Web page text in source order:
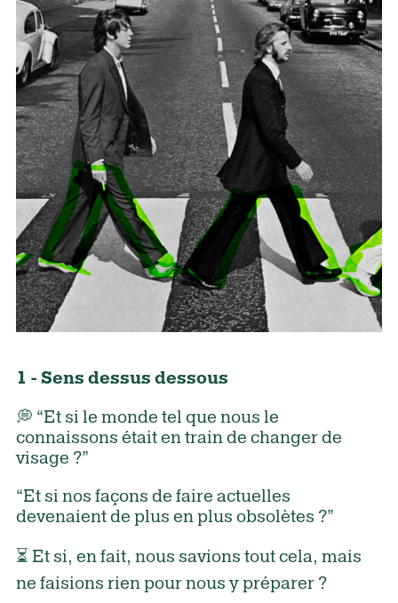
1 - Sens dessus dessous
💭 “Et si le monde tel que nous le
connaissons était en train de changer de
visage ?”
“Et si nos façons de faire actuelles
devenaient de plus en plus obsolètes ?”
⏳ Et si, en fait, nous savions tout cela, mais
ne faisions rien pour nous y préparer ?